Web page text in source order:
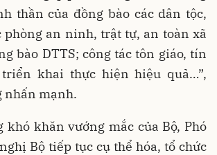
thần của đồng bào các dân tộc,
phòng an ninh, trật tự, an toàn xã
bào DTTS; công tác tôn giáo, tín
triển khai thực hiện hiệu quả…”,
nhấn mạnh.
khó khăn vướng mắc của Bộ, Phó
Bộ tiếp tục cụ thể hóa, tổ chức